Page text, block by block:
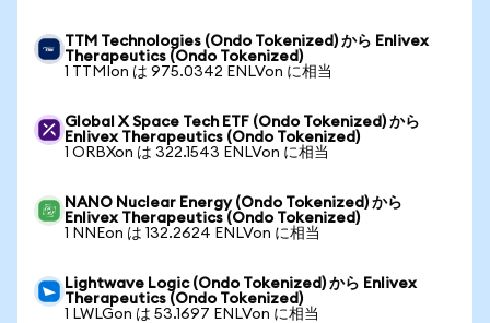
TTM Technologies (Ondo Tokenized) から Enlivex
Therapeutics (Ondo Tokenized)
1 TTMIon は 975.0342 ENLVon に相当
Global X Space Tech ETF (Ondo Tokenized) から
Enlivex Therapeutics (Ondo Tokenized)
1 ORBXon は 322.1543 ENLVon に相当
NANO Nuclear Energy (Ondo Tokenized) から
Enlivex Therapeutics (Ondo Tokenized)
1 NNEon は 132.2624 ENLVon に相当
Lightwave Logic (Ondo Tokenized) から Enlivex
Therapeutics (Ondo Tokenized)
1 LWLGon は 53.1697 ENLVon に相当